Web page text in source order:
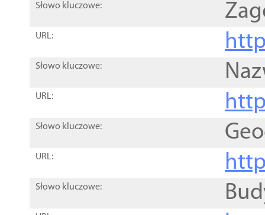
Słowo kluczowe:
URL:
Słowo kluczowe:
URL:
Słowo kluczowe:
URL:
Słowo kluczowe: